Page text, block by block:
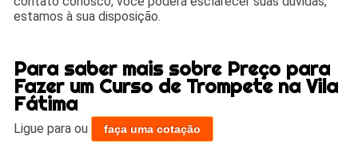
estamos à sua disposição.
Para saber mais sobre Preço para
Fazer um Curso de Trompete na Vila
Fátima
Ligue paraou faça uma cotação